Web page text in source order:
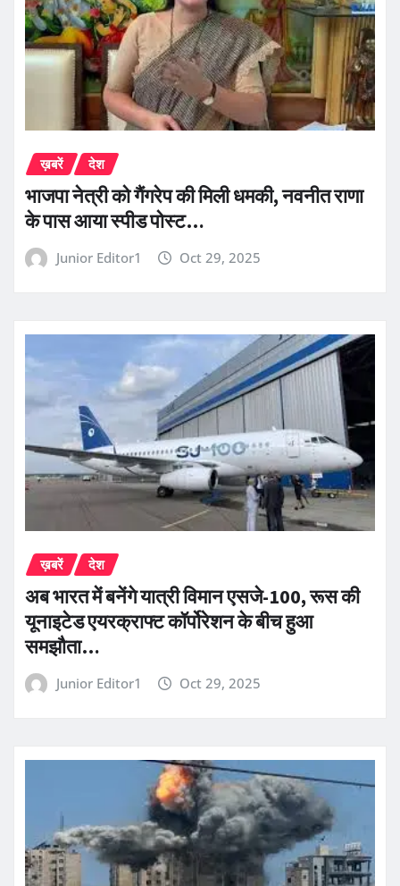
ख़बरें देश
भाजपा नेत्री को गैंगरेप की मिली धमकी, नवनीत राणा
के पास आया स्पीड पोस्ट…
Junior Editor1 Oct 29, 2025
ख़बरें देश
अब भारत में बनेंगे यात्री विमान एसजे-100, रूस की
यूनाइटेड एयरक्राफ्ट कॉर्पोरेशन के बीच हुआ
समझौता…
Junior Editor1 Oct 29, 2025